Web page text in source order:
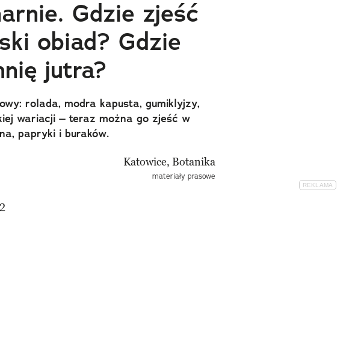
Gdzie zjeść
obiad? Gdzie
jutra?
rolada, modra kapusta, gumiklyjzy,
wariacji – teraz można go zjeść w
papryki i buraków.
materiały prasowe